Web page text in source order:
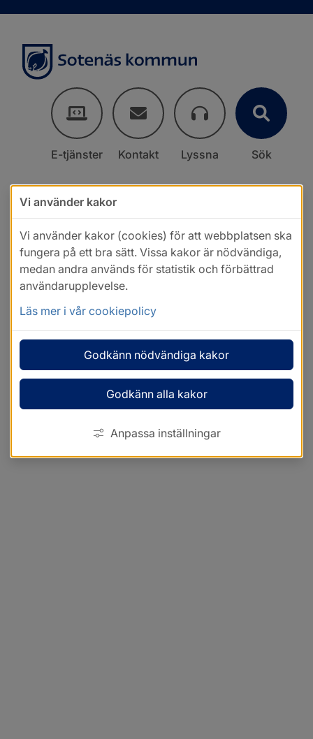
E-tjänster Kontakt Lyssna Sök
Vi använder kakor
Vi använder kakor (cookies) för att webbplatsen ska
fungera på ett bra sätt. Vissa kakor är nödvändiga,
medan andra används för statistik och förbättrad
användarupplevelse.
Läs mer i vår cookiepolicy
Godkänn nödvändiga kakor
Godkänn alla kakor
Anpassa inställningar